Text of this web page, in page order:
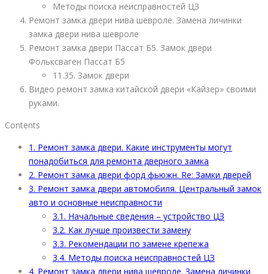
Методы поиска неисправностей ЦЗ
Ремонт замка двери нива шевроле. Замена личинки
замка двери нива шевроле
Ремонт замка двери Пассат Б5. Замок двери
Фольксваген Пассат Б5
11.35. Замок двери
Видео ремонт замка китайской двери «Кайзер» своими
руками.
Contents
1. Ремонт замка двери. Какие инструменты могут
понадобиться для ремонта дверного замка
2. Ремонт замка двери форд фьюжн. Re: Замки дверей
3. Ремонт замка двери автомобиля. Центральный замок
авто и основные неисправности
3.1. Начальные сведения – устройство ЦЗ
3.2. Как лучше произвести замену
3.3. Рекомендации по замене крепежа
3.4. Методы поиска неисправностей ЦЗ
4. Ремонт замка двери нива шевроле. Замена личинки